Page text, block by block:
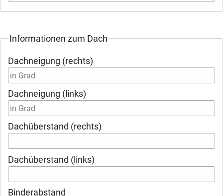
Informationen zum Dach
Dachneigung (rechts)
Dachneigung (links)
Dachüberstand (rechts)
Dachüberstand (links)
Binderabstand